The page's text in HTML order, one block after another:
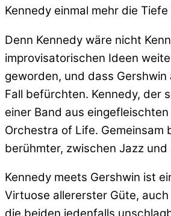
Kennedy einmal mehr die
Denn Kennedy wäre nicht
improvisatorischen Ideen
geworden, und dass
Fall befürchten. Kennedy, der
einer Band aus
Orchestra of Life.
berühmter, zwischen Jazz und
Kennedy meets Gershwin ist
Virtuose allererster Güte,